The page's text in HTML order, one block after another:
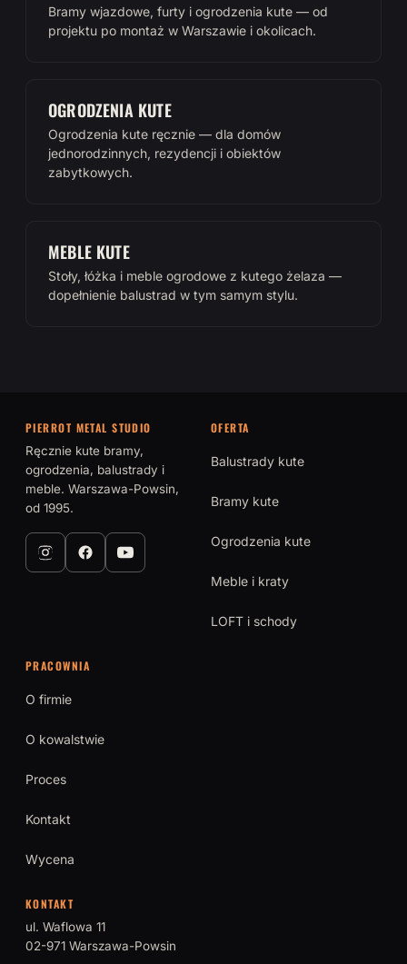
Bramy wjazdowe, furty i ogrodzenia kute — od
projektu po montaż w Warszawie i okolicach.
OGRODZENIA KUTE
Ogrodzenia kute ręcznie — dla domów
jednorodzinnych, rezydencji i obiektów
zabytkowych.
MEBLE KUTE
Stoły, łóżka i meble ogrodowe z kutego żelaza —
dopełnienie balustrad w tym samym stylu.
PIERROT METAL STUDIO
Ręcznie kute bramy,
ogrodzenia, balustrady i
meble. Warszawa-Powsin,
od 1995.
OFERTA
Balustrady kute
Bramy kute
Ogrodzenia kute
Meble i kraty
LOFT i schody
PRACOWNIA
O firmie
O kowalstwie
Proces
Kontakt
Wycena
KONTAKT
ul. Waflowa 11
02-971 Warszawa-Powsin